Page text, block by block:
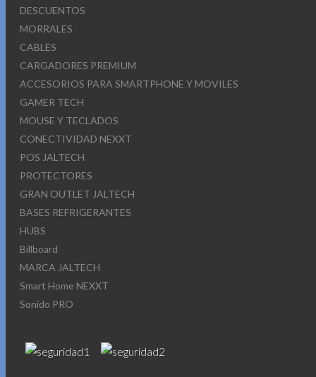
DESCUENTOS
MORRALES
CABLES
CARGADORES PREMIUM
ACCESORIOS PARA SMARTPHONE Y MOVILES
GAMER TECH
MOUSE Y TECLADOS
CONECTIVIDAD NEXXT
POS JALTECH
PROTECTORES
GRAN OUTLET JALTECH
BASES REFRIGERANTES
HUBS
Billboard
MARCA JALTECH
Smart Home NEXXT
Sonido PRO